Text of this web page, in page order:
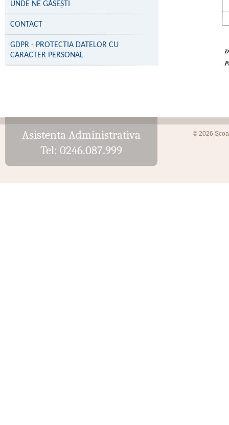
UNDE NE GĂSEŞTI
CONTACT
GDPR - PROTECTIA DATELOR CU
CARACTER PERSONAL
Asistenta Administrativa
Tel: 0246.087.999
© 2026